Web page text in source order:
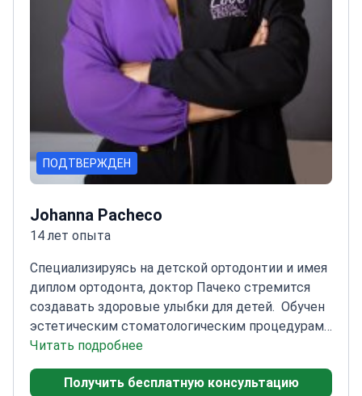
ПОДТВЕРЖДЕН
Johanna Pacheco
14 лет опыта
Специализируясь на детской ортодонтии и имея
диплом ортодонта, доктор Пачеко стремится
создавать здоровые улыбки для детей. Обучен
эстетическим стоматологическим процедурам
для естественного вида
повышения квалификации по дентальной
имплантологии и пародонтологииЧлен Иберо-
Читать подробнее
Получить бесплатную консультацию